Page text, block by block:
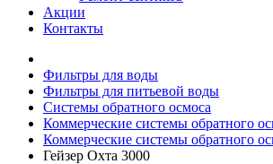
Акции
Контакты
Фильтры для воды
Фильтры для питьевой воды
Системы обратного осмоса
Коммерческие системы обратного
Коммерческие системы обратного
Гейзер Охта 3000